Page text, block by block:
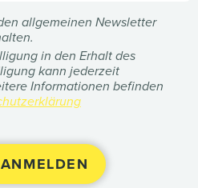
allgemeinen Newsletter
in den Erhalt des
kann jederzeit
Informationen befinden